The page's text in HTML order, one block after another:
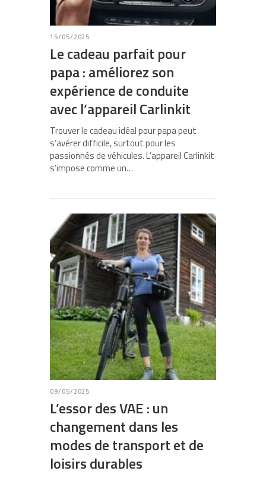
15/05/2025
Le cadeau parfait pour
papa : améliorez son
expérience de conduite
avec l’appareil Carlinkit
Trouver le cadeau idéal pour papa peut
s’avérer difficile, surtout pour les
passionnés de véhicules. L’appareil Carlinkit
s’impose comme un…
09/05/2025
L’essor des VAE : un
changement dans les
modes de transport et de
loisirs durables